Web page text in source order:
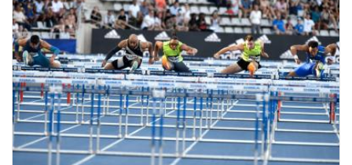
d’altitude sont assurés par un moteur fusée.
Discipline passionnante alliant construction et
manipulation des propulseurs